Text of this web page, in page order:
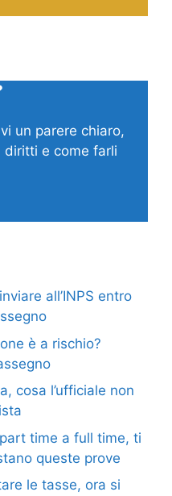
un parere chiaro,
diritti e come farli
all’INPS entro
è a rischio?
cosa l’ufficiale non
time a full time, ti
queste prove
le tasse, ora si